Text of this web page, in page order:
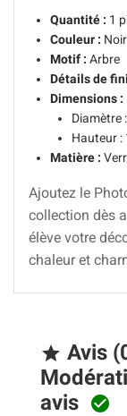
Quantité : 1
Couleur : Noir
Motif : Arbre
Détails de
Dimensions :
Diamètre
Hauteur :
Matière :
Ajoutez le
collection dès
élève votre
chaleur et
 Avis
avis 